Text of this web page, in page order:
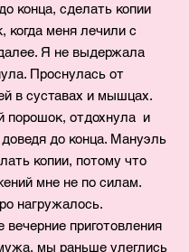
конца, сделать копии
когда меня лечили с
Я не выдержала
Проснулась от
в суставах и мышцах.
порошок, отдохнула и
до конца. Мануэль
копии, потому что
мне не по силам.
нагружалось.
вечерние приготовления
мы раньше улеглись